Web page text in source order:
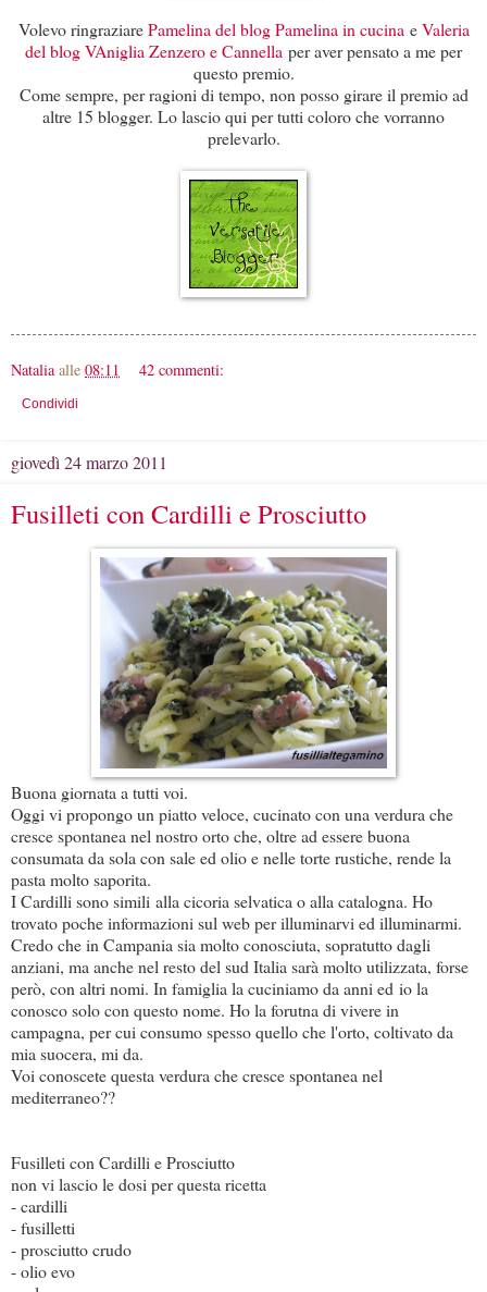
Volevo ringraziarePamelina del blog Pamelina in cucina eValeria
del blog VAniglia Zenzero e Cannella per aver pensato a me per
questo premio.
Come sempre, per ragioni di tempo, non posso girare il premio ad
altre 15 blogger. Lo lascio qui per tutti coloro che vorranno
prelevarlo.
Natalia alle 08:11 42 commenti:
Condividi
giovedì 24 marzo 2011
Fusilleti con Cardilli e Prosciutto
Buona giornata a tutti voi.
Oggi vi propongo un piatto veloce, cucinato con una verdura che
cresce spontanea nel nostro orto che, oltre ad essere buona
consumata da sola con sale ed olio e nelle torte rustiche, rende la
pasta molto saporita.
I Cardilli sono simili alla cicoria selvatica o alla catalogna. Ho
trovato poche informazioni sul web per illuminarvi ed illuminarmi.
Credo che in Campania sia molto conosciuta, sopratutto dagli
anziani, ma anche nel resto del sud Italia sarà molto utilizzata, forse
però, con altri nomi. In famiglia la cuciniamo da anni ed io la
conosco solo con questo nome. Ho la forutna di vivere in
campagna, per cui consumo spesso quello che l'orto, coltivato da
mia suocera, mi da.
Voi conoscete questa verdura che cresce spontanea nel
mediterraneo??
Fusilleti con Cardilli e Prosciutto
non vi lascio le dosi per questa ricetta
- cardilli
- fusilletti
- prosciutto crudo
- olio evo